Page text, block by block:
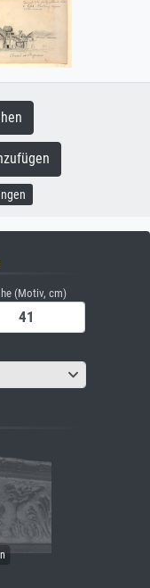
(Motiv, cm)